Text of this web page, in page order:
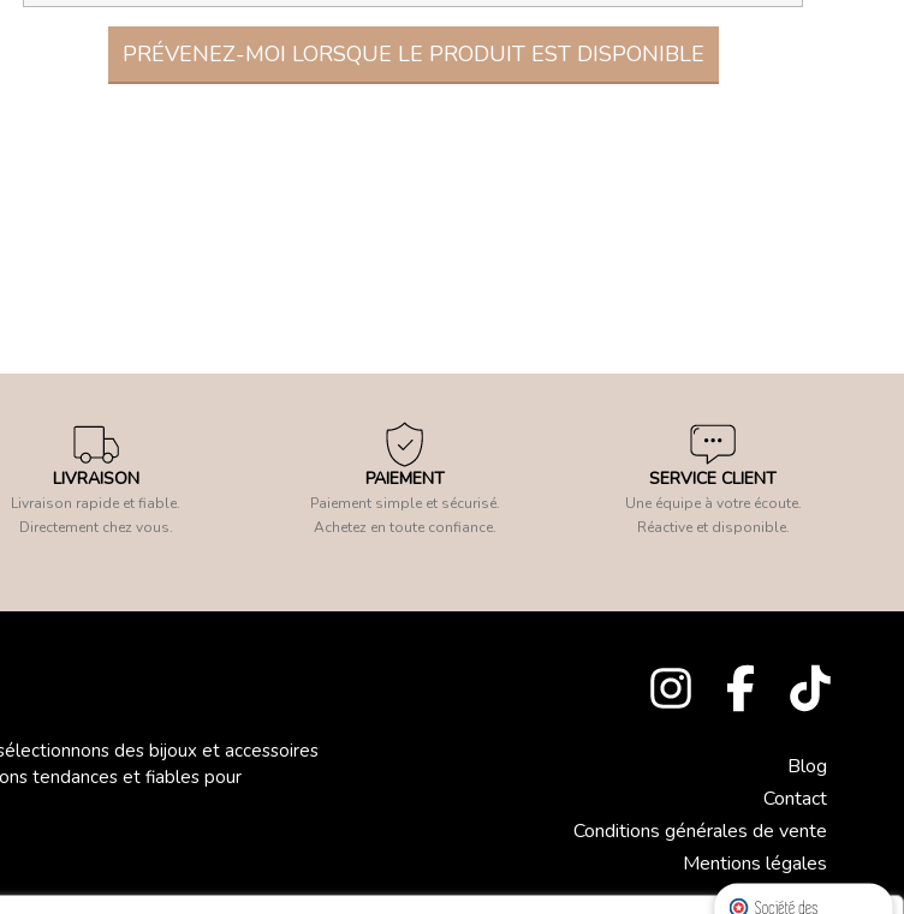
PRÉVENEZ-MOI LORSQUE LE PRODUIT EST DISPONIBLE
LIVRAISON
Livraison rapide et fiable.
Directement chez vous.
PAIEMENT
Paiement simple et sécurisé.
Achetez en toute confiance.
SERVICE CLIENT
Une équipe à votre écoute.
Réactive et disponible.
des bijoux et accessoires
tendances et fiables pour
Blog
Contact
Conditions générales de vente
Mentions légales